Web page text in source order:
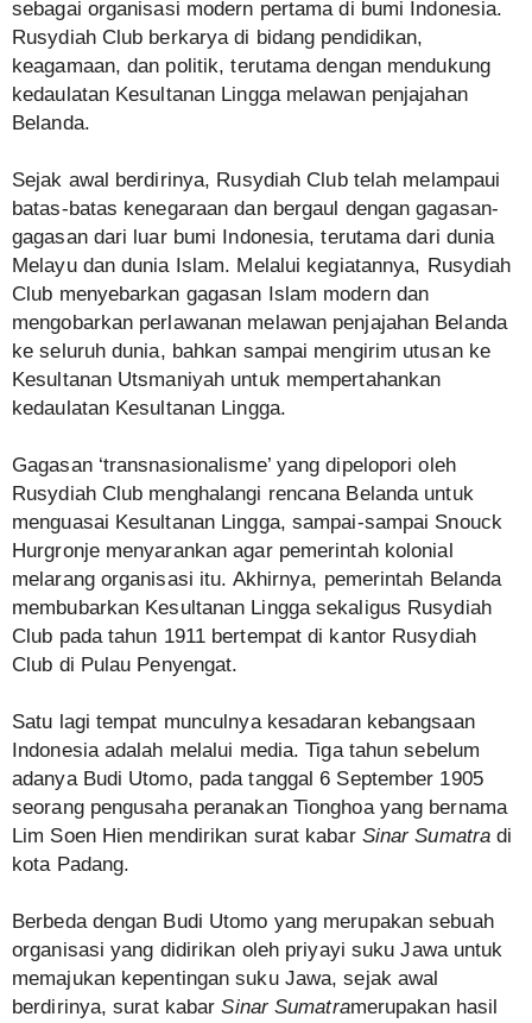
sebagai organisasi modern pertama di bumi Indonesia.
Rusydiah Club berkarya di bidang pendidikan,
keagamaan, dan politik, terutama dengan mendukung
kedaulatan Kesultanan Lingga melawan penjajahan
Belanda.
Sejak awal berdirinya, Rusydiah Club telah melampaui
batas-batas kenegaraan dan bergaul dengan gagasan-
gagasan dari luar bumi Indonesia, terutama dari dunia
Melayu dan dunia Islam. Melalui kegiatannya, Rusydiah
Club menyebarkan gagasan Islam modern dan
mengobarkan perlawanan melawan penjajahan Belanda
ke seluruh dunia, bahkan sampai mengirim utusan ke
Kesultanan Utsmaniyah untuk mempertahankan
kedaulatan Kesultanan Lingga.
Gagasan ‘transnasionalisme’ yang dipelopori oleh
Rusydiah Club menghalangi rencana Belanda untuk
menguasai Kesultanan Lingga, sampai-sampai Snouck
Hurgronje menyarankan agar pemerintah kolonial
melarang organisasi itu. Akhirnya, pemerintah Belanda
membubarkan Kesultanan Lingga sekaligus Rusydiah
Club pada tahun 1911 bertempat di kantor Rusydiah
Club di Pulau Penyengat.
Satu lagi tempat munculnya kesadaran kebangsaan
Indonesia adalah melalui media. Tiga tahun sebelum
adanya Budi Utomo, pada tanggal 6 September 1905
seorang pengusaha peranakan Tionghoa yang bernama
Lim Soen Hien mendirikan surat kabar Sinar Sumatra di
kota Padang.
Berbeda dengan Budi Utomo yang merupakan sebuah
organisasi yang didirikan oleh priyayi suku Jawa untuk
memajukan kepentingan suku Jawa, sejak awal
berdirinya, surat kabarSinar Sumatramerupakan hasil